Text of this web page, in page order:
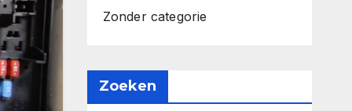
Zonder categorie
Zoeken